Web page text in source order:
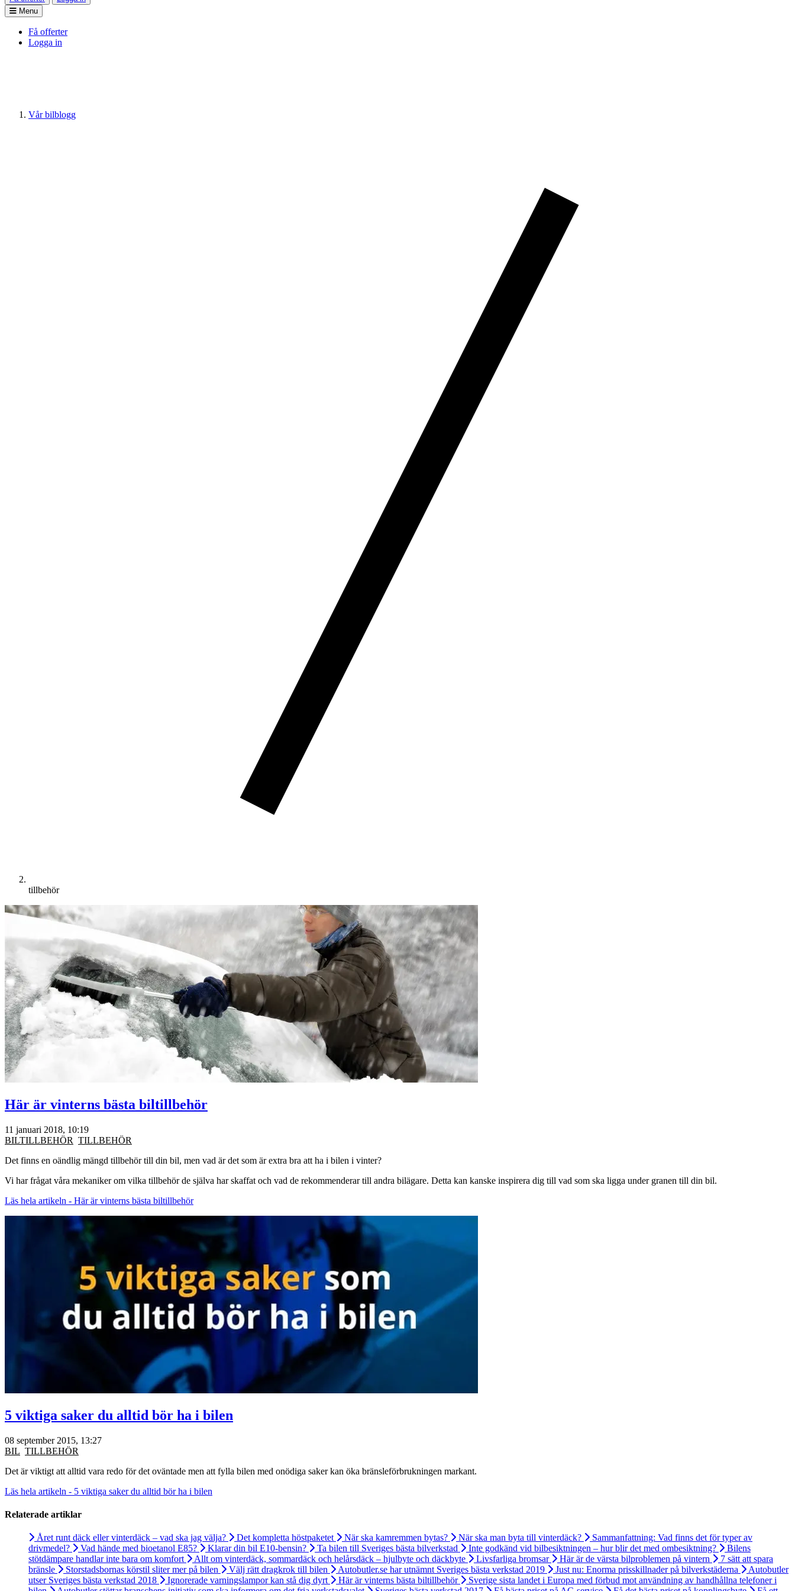
Menu
Få offerter
Logga in
Vår bilblogg
tillbehör
Här är vinterns bästa biltillbehör
11 januari 2018, 10:19
BILTILLBEHÖR TILLBEHÖR
Det finns en oändlig mängd tillbehör till din bil, men vad är det som är extra bra att ha i bilen i vinter?
Vi har frågat våra mekaniker om vilka tillbehör de själva har skaffat och vad de rekommenderar till andra bilägare. Detta kan kanske inspirera dig till vad som ska ligga under granen till din bil.
Läs hela artikeln - Här är vinterns bästa biltillbehör
5 viktiga saker du alltid bör ha i bilen
08 september 2015, 13:27
BIL TILLBEHÖR
Det är viktigt att alltid vara redo för det oväntade men att fylla bilen med onödiga saker kan öka bränsleförbrukningen markant.
Läs hela artikeln - 5 viktiga saker du alltid bör ha i bilen
Relaterade artiklar
Året runt däck eller vinterdäck – vad ska jag välja? Det kompletta höstpaketet När ska kamremmen bytas? När ska man byta till vinterdäck?
Sammanfattning: Vad finns det för typer av
drivmedel?
Vad hände med bioetanol E85? Klarar din bil E10-bensin? Ta bilen till Sveriges bästa bilverkstad Inte godkänd vid bilbesiktningen – hur blir det med ombesiktning?
Bilens
stötdämpare handlar inte bara om komfort
Allt om vinterdäck, sommardäck och helårsdäck – hjulbyte och däckbyte Livsfarliga bromsar Här är de värsta bilproblemen på vintern
7 sätt att spara
bränsle
Storstadsbornas körstil sliter mer på bilen Välj rätt dragkrok till bilen Autobutler.se har utnämnt Sveriges bästa verkstad 2019 Just nu: Enorma prisskillnader på bilverkstäderna
Autobutler
utser Sveriges bästa verkstad 2018
Ignorerade varningslampor kan stå dig dyrt Här är vinterns bästa biltillbehör
Sverige sista landet i Europa med förbud mot användning av handhållna telefoner i